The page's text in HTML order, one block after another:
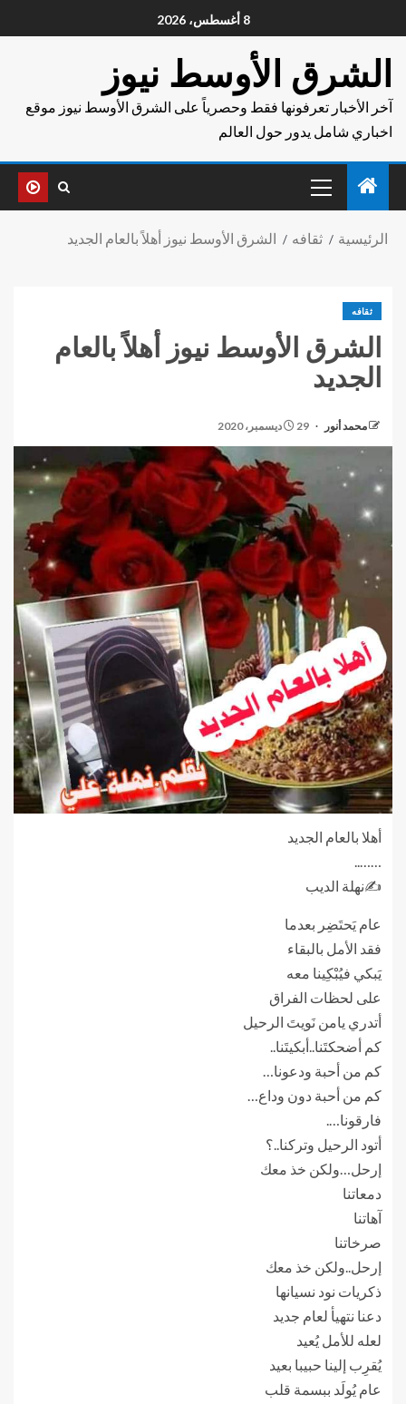
8 أغسطس، 2026
الشرق الأوسط نيوز
آخر الأخبار تعرفونها فقط وحصرياً على الشرق الأوسط نيوز موقع
اخباري شامل يدور حول العالم
الرئيسية ثقافه الشرق الأوسط نيوز أهلاً بالعام الجديد
ثقافه
الشرق الأوسط نيوز أهلاً بالعام
الجديد
محمد أنور 29 ديسمبر، 2020
أهلا بالعام الجديد
……..
✍️نهلة الديب
عام يَحتَضِر بعدما
فقد الأمل بالبقاء
يَبكي فيُبْكِينا معه
على لحظات الفراق
أتدري يامن نَويتَ الرحيل
كم أضحكتَنا..أبكيتَنا..
كم من أحبة ودعونا…
كم من أحبة دون وداع…
فارقونا….
أتود الرحيل وتركنا..؟
إرحل…ولكن خذ معك
دمعاتنا
آهاتنا
صرخاتنا
إرحل..ولكن خذ معك
ذكريات نود نسيانها
دعنا نتهيأ لعام جديد
لعله للأمل يُعيد
يُقرِب إلينا حبيبا بعيد
عام يُولَد ببسمة قلب